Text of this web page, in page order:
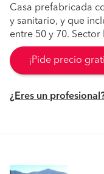
Casa prefabricada
y sanitario, y que
entre 50 y 70. Sector
¡Pide precio
¿Eres un